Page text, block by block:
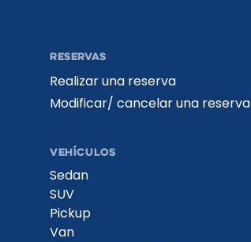
RESERVAS
Realizar una reserva
Modificar/ cancelar una reserva
VEHÍCULOS
Sedan
SUV
Pickup
Van